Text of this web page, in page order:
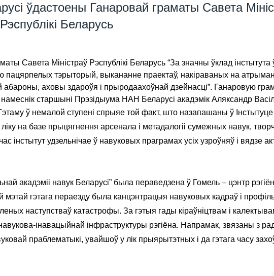
ўдастоены Ганаровай граматы Савета
Рэспублікі Беларусь
Савета Міністраў Рэспублікі Беларусь “За значны ўклад
пацярпелых тэрыторый, выкананне праектаў, накіраваных на
аховы здароўя і прыродаахоўнай дзейнасці”. Ганаровую
намеснік старшыні Прэзідыума НАН Беларусі акадэмік Аляксандр
ў немалой ступені спрыяе той факт, што назапашаны ў Інстытуце
на базе прыцягнення арсенала і метадалогіі сумежных навук,
інстытут удзельнічае ў навуковых праграмах усіх узроўняў і вядзе
акадэміі навук Беларусі” была пераведзена ў Гомель – цэнтр
гэтага пераезду была канцэнтрацыя навуковых кадраў і
наступстваў катастрофы. За гэтыя гады кіраўніцтвам і
інавацыйнай інфраструктуры рэгіёна. Напрамак, звязаны з
праблематыкі, увайшоў у лік прыярытэтных і да гэтага часу